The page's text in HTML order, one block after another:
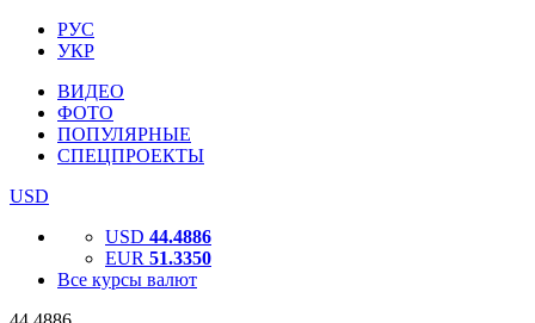
РУС
УКР
ВИДЕО
ФОТО
ПОПУЛЯРНЫЕ
СПЕЦПРОЕКТЫ
USD
USD 44.4886
EUR 51.3350
Все курсы валют